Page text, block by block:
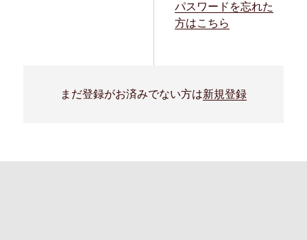
パスワードを忘れた
方はこちら
まだ登録がお済みでない方は新規登録